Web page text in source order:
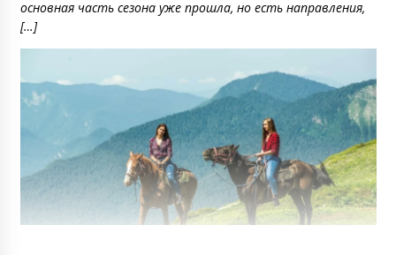
основная часть сезона уже прошла, но есть направления,
[…]